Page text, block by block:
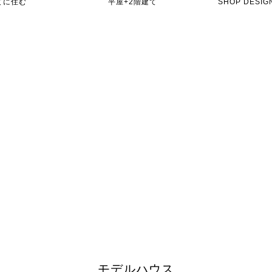
に住む 平屋+2階建て SHOP
モデルハウス